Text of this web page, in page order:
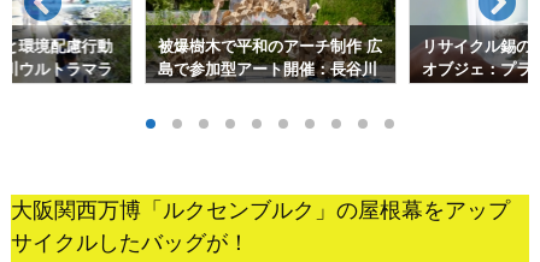
検索
環境配慮行動
ウルトラマラ
被爆樹木で平和のアーチ制作 広
島で参加型アート開催：長谷川
リサイクル錫の
オブジェ：プラ
大阪関西万博「ルクセンブルク」の屋根幕をアップ
サイクルしたバッグが！